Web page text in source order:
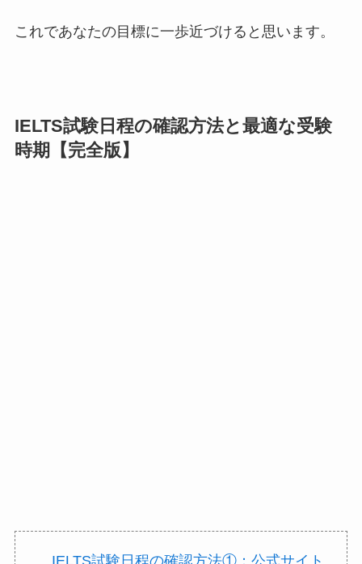
これであなたの目標に一歩近づけると思います。
IELTS試験日程の確認方法と最適な受験
時期【完全版】
IELTS試験日程の確認方法①：公式サイト